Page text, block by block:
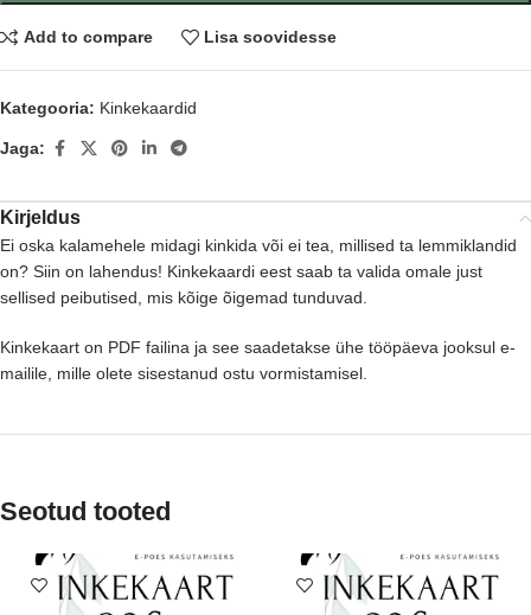
Add to compare Lisa soovidesse
Kategooria: Kinkekaardid
Jaga:
Kirjeldus
Ei oska kalamehele midagi kinkida või ei tea, millised ta lemmiklandid
on? Siin on lahendus! Kinkekaardi eest saab ta valida omale just
sellised peibutised, mis kõige õigemad tunduvad.
Kinkekaart on PDF failina ja see saadetakse ühe tööpäeva jooksul e-
mailile, mille olete sisestanud ostu vormistamisel.
Seotud tooted